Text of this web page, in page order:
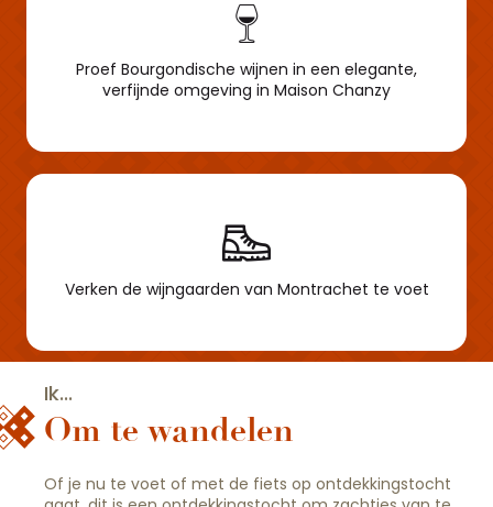
Proef Bourgondische wijnen in een elegante,
verfijnde omgeving in Maison Chanzy
Verken de wijngaarden van Montrachet te voet
Ik...
Om te wandelen
Of je nu te voet of met de fiets op ontdekkingstocht